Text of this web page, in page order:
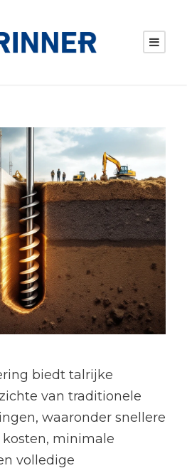
biedt talrijke
van traditionele
waaronder snellere
minimale
volledige